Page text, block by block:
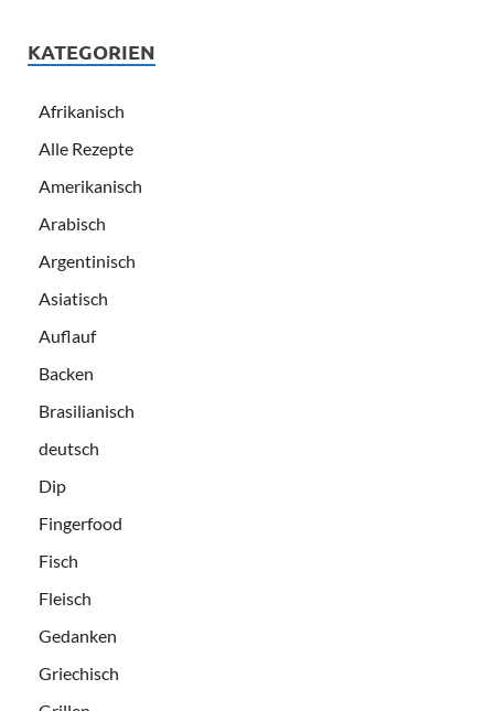
KATEGORIEN
Afrikanisch
Alle Rezepte
Amerikanisch
Arabisch
Argentinisch
Asiatisch
Auflauf
Backen
Brasilianisch
deutsch
Dip
Fingerfood
Fisch
Fleisch
Gedanken
Griechisch